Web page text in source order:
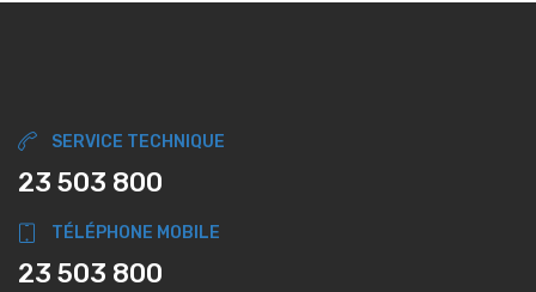
SERVICE TECHNIQUE
23 503 800
TÉLÉPHONE MOBILE
23 503 800